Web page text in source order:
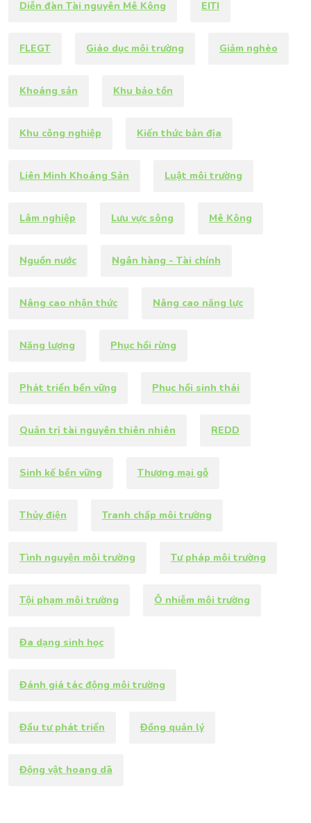
Diễn đàn Tài nguyên Mê Kông EITI
FLEGT Giáo dục môi trường Giảm nghèo
Khoáng sản Khu bảo tồn
Khu công nghiệp Kiến thức bản địa
Liên Minh Khoáng Sản Luật môi trường
Lâm nghiệp Lưu vực sông Mê Kông
Nguồn nước Ngân hàng - Tài chính
Nâng cao nhận thức Nâng cao năng lực
Năng lượng Phục hồi rừng
Phát triển bền vững Phục hồi sinh thái
Quản trị tài nguyên thiên nhiên REDD
Sinh kế bền vững Thương mại gỗ
Thủy điện Tranh chấp môi trường
Tình nguyện môi trường Tư pháp môi trường
Tội phạm môi trường Ô nhiễm môi trường
Đa dạng sinh học
Đánh giá tác động môi trường
Đầu tư phát triển Đồng quản lý
Động vật hoang dã